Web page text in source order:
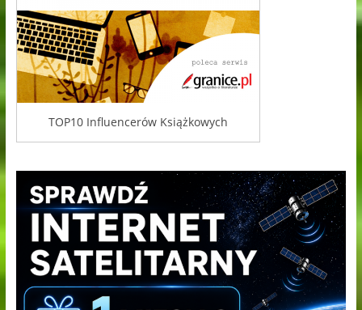
TOP10 Influencerów Książkowych